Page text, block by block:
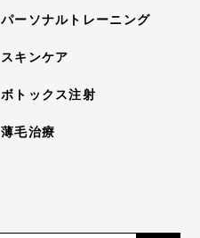
パーソナルトレーニング
スキンケア
ボトックス注射
薄毛治療